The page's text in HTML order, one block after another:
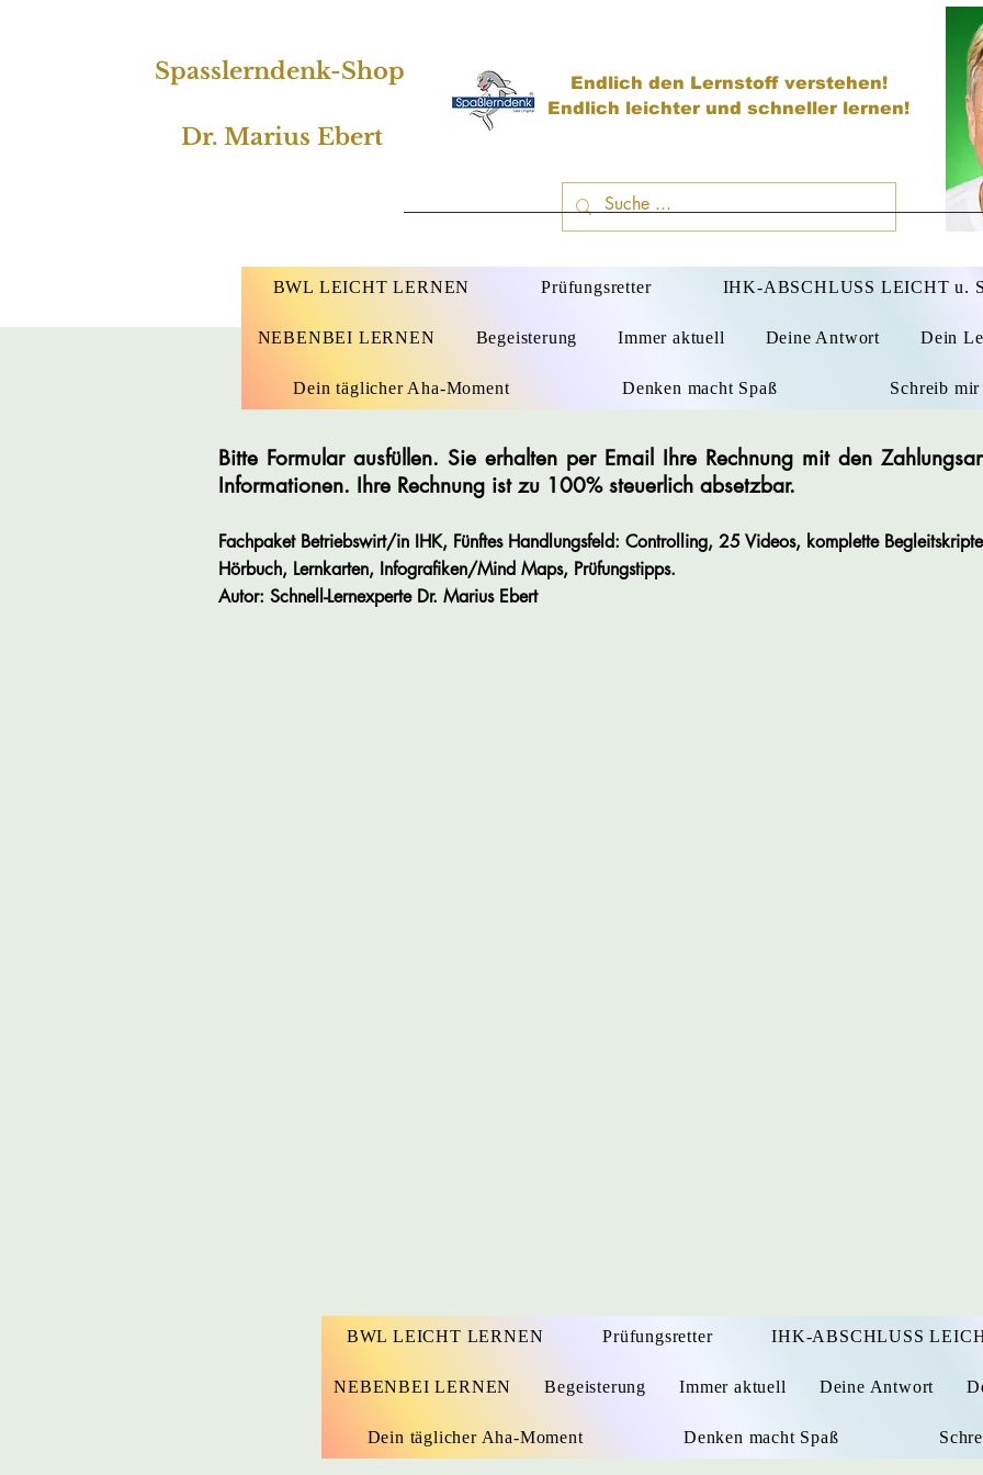
Spasslerndenk-Shop
Dr. Marius Ebert
Endlich den Lernstoff verstehen!
Endlich leichter und schneller lernen!
BWL LEICHT LERNEN Prüfungsretter IHK-ABSCHLUSS LEICHT u.
NEBENBEI LERNEN Begeisterung Immer aktuell Deine Antwort Dein
Dein täglicher Aha-Moment Denken macht Spaß Schreib
Bitte Formular ausfüllen. Sie erhalten per Email Ihre Rechnung mit den
Informationen. Ihre Rechnung ist zu 100% steuerlich absetzbar.
Fachpaket Betriebswirt/in IHK, Fünftes Handlungsfeld: Controlling, 25 Videos, komplette
Hörbuch, Lernkarten, Infografiken/Mind Maps, Prüfungstipps.
Autor: Schnell-Lernexperte Dr. Marius Ebert
BWL LEICHT LERNEN Prüfungsretter IHK-ABSCHLUSS
NEBENBEI LERNEN Begeisterung Immer aktuell Deine Antwort
Dein täglicher Aha-Moment Denken macht Spaß